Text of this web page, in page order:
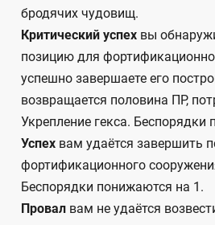
бродячих чудовищ.
Критический успех вы
позицию для
успешно завершаете его
возвращается половина ПР,
Укрепление гекса. Беспорядки
Успех вам удаётся завершить
фортификационного
Беспорядки понижаются на 1.
Провал вам не удаётся